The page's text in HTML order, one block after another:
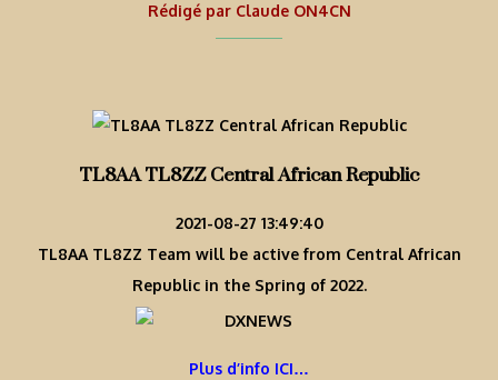
Rédigé par Claude ON4CN
TL8AA TL8ZZ Central African Republic
2021-08-27 13:49:40
TL8AA TL8ZZ Team will be active from Central African
Republic in the Spring of 2022.
Plus d’info ICI…